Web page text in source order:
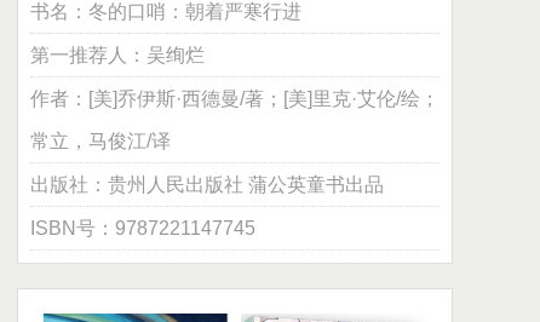
书名： 冬的口哨：朝着严寒行进
第一推荐人： 吴绚烂
作者： [美]乔伊斯·西德曼/著；[美]里克·艾伦/绘；
常立，马俊江/译
出版社： 贵州人民出版社 蒲公英童书出品
ISBN号： 9787221147745